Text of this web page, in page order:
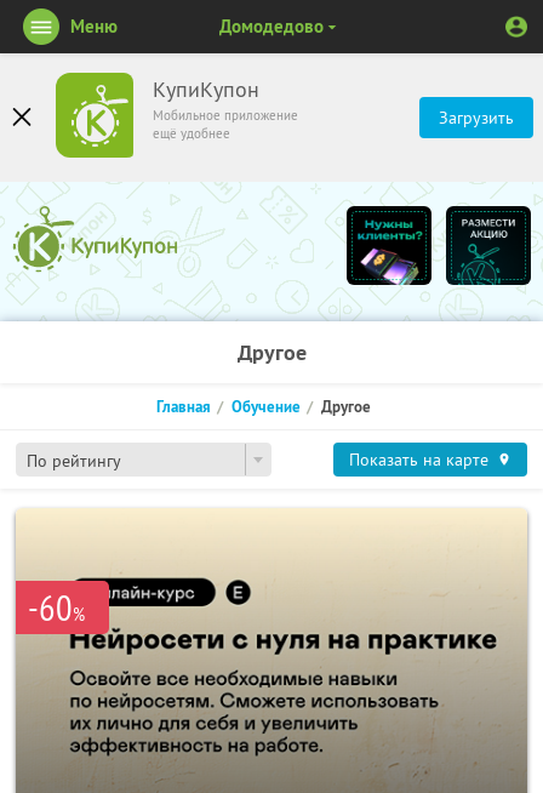
КупиКупон
Мобильное приложение
ещё удобнее
Загрузить
Меню Домодедово
Другое
По рейтингу
Главная Обучение Другое
Показать на карте
-60%